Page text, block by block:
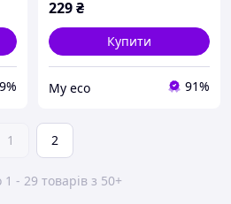
229₴
Купити
Му eco 91%
1 2
- 29 товарів з 50+